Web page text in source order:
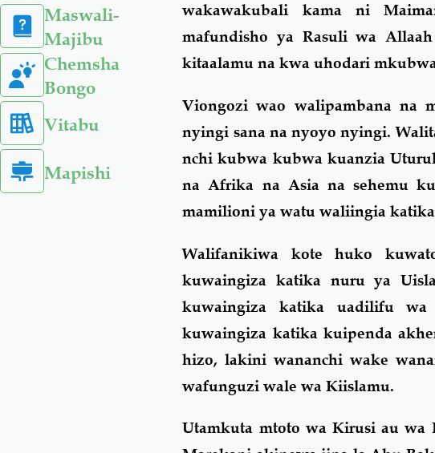
Maswali-
Majibu
Chemsha
Bongo
Vitabu
Mapishi
wakawakubali kama ni
mafundisho ya Rasuli wa
kitaalamu na kwa uhodari
Viongozi wao walipambana na
nyingi sana na nyoyo nyingi.
nchi kubwa kubwa kuanzia
na Afrika na Asia na sehemu
mamilioni ya watu waliingia
Walifanikiwa kote huko
kuwaingiza katika nuru ya
kuwaingiza katika uadilifu
kuwaingiza katika kuipenda
hizo, lakini wananchi wake
wafunguzi wale wa Kiislamu.
Utamkuta mtoto wa Kirusi au